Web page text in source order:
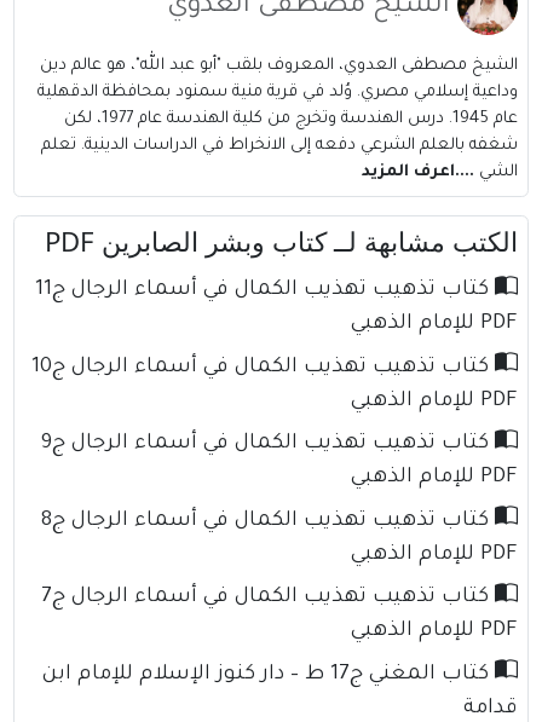
الشيخ مصطفى العدوي
الشيخ مصطفى العدوي، المعروف بلقب "أبو عبد الله"، هو عالم دين
وداعية إسلامي مصري. وُلد في قرية منية سمنود بمحافظة الدقهلية
عام 1945. درس الهندسة وتخرج من كلية الهندسة عام 1977، لكن
شغفه بالعلم الشرعي دفعه إلى الانخراط في الدراسات الدينية. تعلم
الشي ....اعرف المزيد
الكتب مشابهة لــ كتاب وبشر الصابرين PDF
كتاب تذهيب تهذيب الكمال في أسماء الرجال ج11
PDF للإمام الذهبي
كتاب تذهيب تهذيب الكمال في أسماء الرجال ج10
PDF للإمام الذهبي
كتاب تذهيب تهذيب الكمال في أسماء الرجال ج9
PDF للإمام الذهبي
كتاب تذهيب تهذيب الكمال في أسماء الرجال ج8
PDF للإمام الذهبي
كتاب تذهيب تهذيب الكمال في أسماء الرجال ج7
PDF للإمام الذهبي
كتاب المغني ج17 ط – دار كنوز الإسلام للإمام ابن
قدامة